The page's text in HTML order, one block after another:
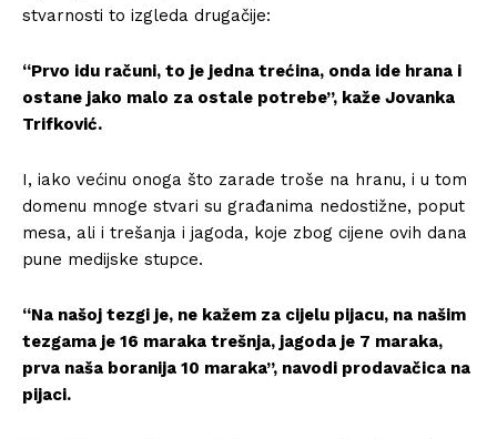
stvarnosti to izgleda drugačije:
“Prvo idu računi, to je jedna trećina, onda ide hrana i
ostane jako malo za ostale potrebe”, kaže Jovanka
Trifković.
I, iako većinu onoga što zarade troše na hranu, i u tom
domenu mnoge stvari su građanima nedostižne, poput
mesa, ali i trešanja i jagoda, koje zbog cijene ovih dana
pune medijske stupce.
“Na našoj tezgi je, ne kažem za cijelu pijacu, na našim
tezgama je 16 maraka trešnja, jagoda je 7 maraka,
prva naša boranija 10 maraka”, navodi prodavačica na
pijaci.